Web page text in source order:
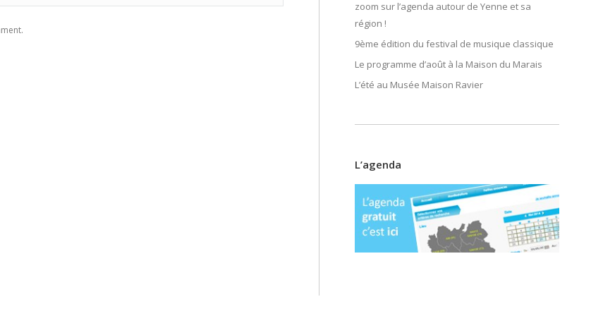
zoom sur l’agenda autour de Yenne et sa
région !
9ème édition du festival de musique classique
Le programme d’août à la Maison du Marais
L’été au Musée Maison Ravier
L’agenda